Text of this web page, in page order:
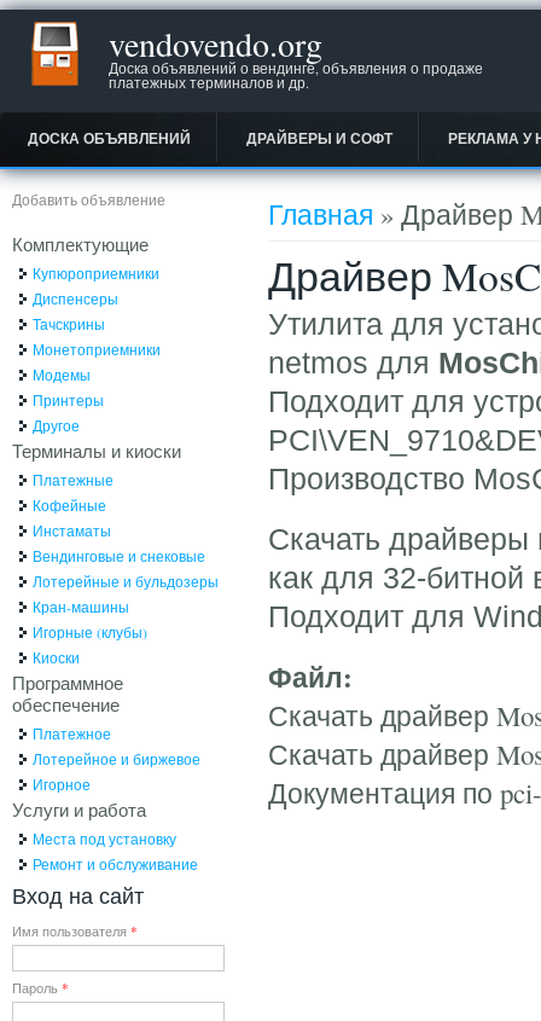
vendovendo.org
Доска объявлений о вендинге, объявления о продаже
платежных терминалов и др.
ДОСКА ОБЪЯВЛЕНИЙ ДРАЙВЕРЫ И СОФТ РЕКЛАМА У
Вы здесь
Главная » Драйвер
Драйвер
Утилита для
netmos для
Подходит для
Производство
Скачать
как для 32-битной
Подходит для
Файл:
Скачать драйвер
Скачать драйвер
Документация по
Добавить объявление
Комплектующие
Купюроприемники
Диспенсеры
Тачскрины
Монетоприемники
Модемы
Принтеры
Другое
Терминалы и киоски
Платежные
Кофейные
Инстаматы
Вендинговые и снековые
Лотерейные и бульдозеры
Кран-машины
Игорные (клубы)
Киоски
Программное
обеспечение
Платежное
Лотерейное и биржевое
Игорное
Услуги и работа
Места под установку
Ремонт и обслуживание
Вход на сайт
Имя пользователя *
Пароль *